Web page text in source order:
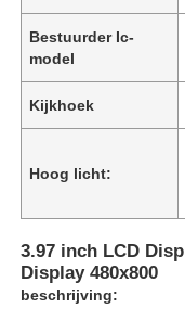
Bestuurder Ic-
model
Kijkhoek
Hoog licht:
3.97 inch LCD
Display 480x800
beschrijving: